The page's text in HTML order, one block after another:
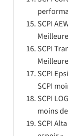
SCPI
SCPI
SCPI
SCPI
SCPI
moins
SCPI